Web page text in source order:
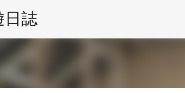
日誌